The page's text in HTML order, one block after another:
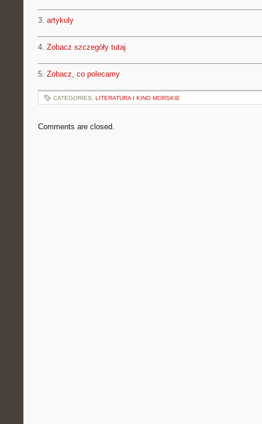
3. artykuly
4. Zobacz szczegóły tutaj
5. Zobacz, co polecamy
CATEGORIES: LITERATURA I KINO MORSKIE
Comments are closed.